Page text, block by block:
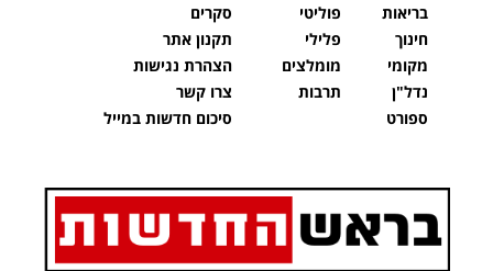
בריאות
חינוך
מקומי
נדל"ן
ספורט
פוליטי
פלילי
מומלצים
תרבות
סקרים
תקנון אתר
הצהרת נגישות
צרו קשר
סיכום חדשות במייל